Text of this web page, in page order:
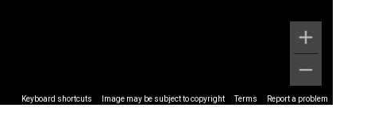
Keyboard shortcuts Image may be subject to copyright Terms Report a problem